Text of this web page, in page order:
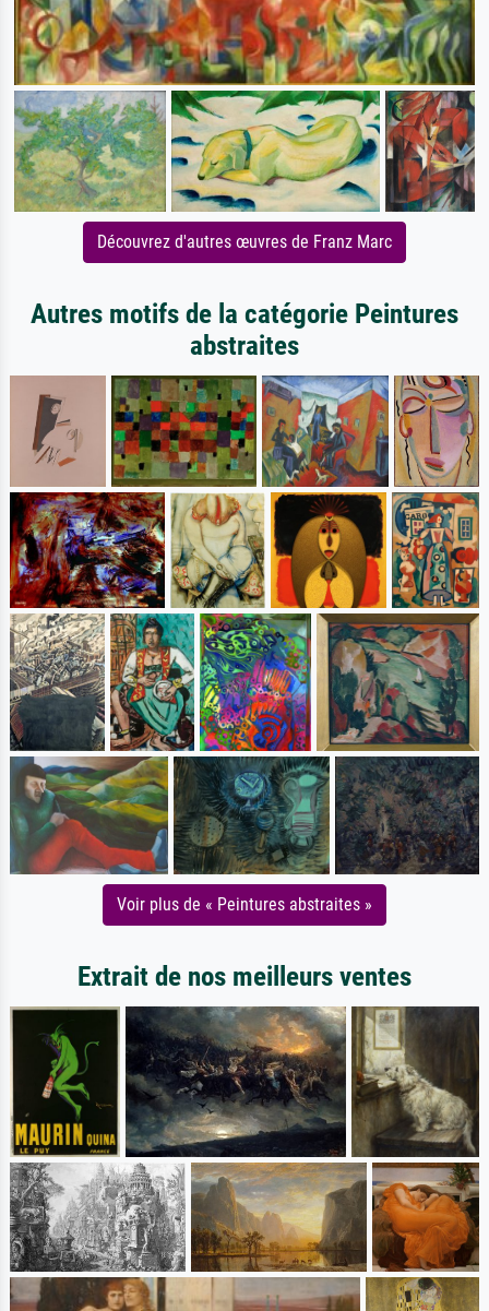
Découvrez d'autres œuvres de Franz Marc
Autres motifs de la catégorie Peintures
abstraites
Voir plus de « Peintures abstraites »
Extrait de nos meilleurs ventes